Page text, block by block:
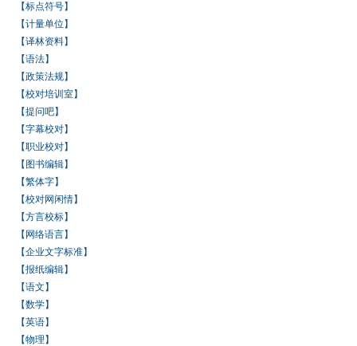
【标点符号】
【计量单位】
【译林资料】
【语法】
【政策法规】
【校对培训室】
【提问吧】
【字幕校对】
【职业校对】
【图书编辑】
【繁体字】
【校对网闲情】
【方言校标】
【网络语言】
【企业文字标准】
【报纸编辑】
【语文】
【数学】
【英语】
【物理】